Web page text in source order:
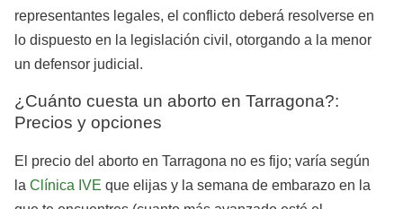
representantes legales, el conflicto deberá resolverse en
lo dispuesto en la legislación civil, otorgando a la menor
un defensor judicial.
¿Cuánto cuesta un aborto en Tarragona?:
Precios y opciones
El precio del aborto en Tarragona no es fijo; varía según
la Clínica IVE que elijas y la semana de embarazo en la